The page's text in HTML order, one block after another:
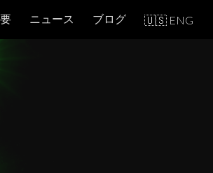
ニュース ブログ 🇺🇸 ENG